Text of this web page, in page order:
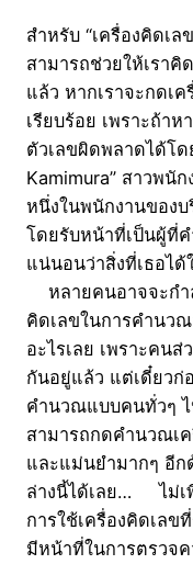
สำหรับ “เครื่องคิดเ
สามารถช่วยให้เราคิ
แล้ว หากเราจะกดเ
เรียบร้อย เพราะถ้า
ตัวเลขผิดพลาดได้โ
Kamimura” สาวพนั
หนึ่งในพนักงานของบ
โดยรับหน้าที่เป็นผู้ที่
แน่นอนว่าสิ่งที่เธอไ
หลายคนอาจจะกำ
คิดเลขในการคำนว
อะไรเลย เพราะคน
กันอยู่แล้ว แต่เดี๋ยวก่
คำนวณแบบคนทั่วๆ
สามารถกดคำนวณเค
และแม่นยำมากๆ อีก
ล่างนี้ได้เลย… ไม่เ
การใช้เครื่องคิดเลข
มีหน้าที่ในการตรวจ